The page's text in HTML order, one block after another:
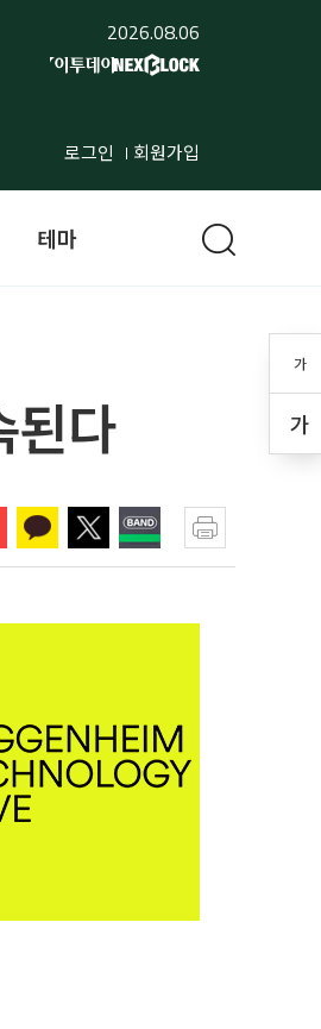
2026.08.06
로그인 회원가입
가
가
테마
된다